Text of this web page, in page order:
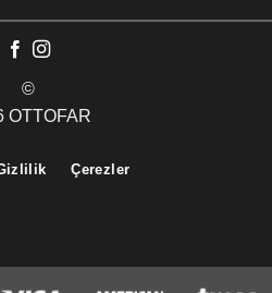
©
OTTOFAR
Çerezler